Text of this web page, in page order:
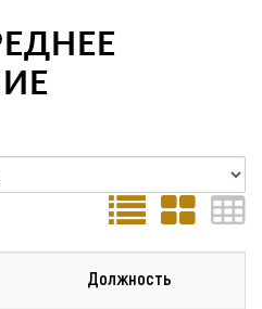
Должность